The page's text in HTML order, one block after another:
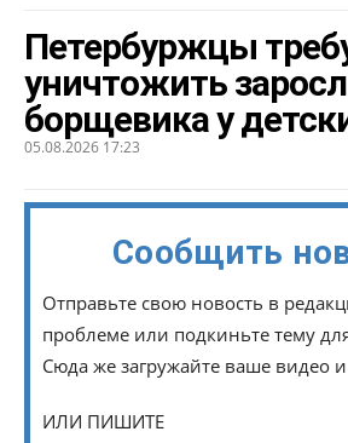
Петербуржцы
уничтожить
борщевика у
05.08.2026 17:23
Сообщить
Отправьте свою новость в
проблеме или подкиньте тему
Сюда же загружайте ваше видео
ИЛИ ПИШИТЕ